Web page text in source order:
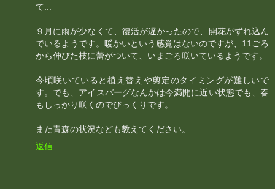
て...
９月に雨が少なくて、復活が遅かったので、開花がずれ込ん
でいるようです。暖かいという感覚はないのですが、11ごろ
から伸びた枝に蕾がついて、いまごろ咲いているようです。
今頃咲いていると植え替えや剪定のタイミングが難しいで
す。でも、アイスバーグなんかは今満開に近い状態でも、春
もしっかり咲くのでびっくりです。
また青森の状況なども教えてください。
返信